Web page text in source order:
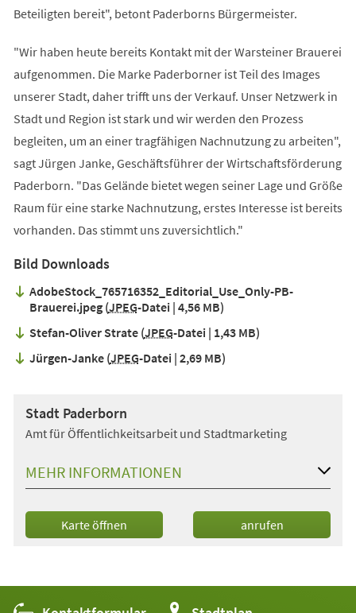
Beteiligten bereit", betont Paderborns Bürgermeister.
"Wir haben heute bereits Kontakt mit der Warsteiner Brauerei
aufgenommen. Die Marke Paderborner ist Teil des Images
unserer Stadt, daher trifft uns der Verkauf. Unser Netzwerk in
Stadt und Region ist stark und wir werden den Prozess
begleiten, um an einer tragfähigen Nachnutzung zu arbeiten",
sagt Jürgen Janke, Geschäftsführer der Wirtschaftsförderung
Paderborn. "Das Gelände bietet wegen seiner Lage und Größe
Raum für eine starke Nachnutzung, erstes Interesse ist bereits
vorhanden. Das stimmt uns zuversichtlich."
Bild Downloads
AdobeStock_765716352_Editorial_Use_Only-PB-
Brauerei.jpeg JPEG-Datei 4,56 MB
Stefan-Oliver Strate JPEG-Datei 1,43 MB
Jürgen-Janke JPEG-Datei 2,69 MB
Stadt Paderborn
Amt für Öffentlichkeitsarbeit und Stadtmarketing
MEHR INFORMATIONEN
Karte öffnen
(Öffnet
in
anrufen